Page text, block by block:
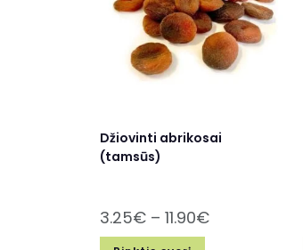
Džiovinti abrikosai
(tamsūs)
3.25€ – 11.90€